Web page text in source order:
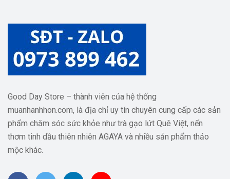
Good Day Store – thành viên của hệ thống
muanhanhhon.com, là địa chỉ uy tín chuyên cung cấp các sản
phẩm chăm sóc sức khỏe như trà gạo lứt Quê Việt, nến
thơm tinh dầu thiên nhiên AGAYA và nhiều sản phẩm thảo
mộc khác.